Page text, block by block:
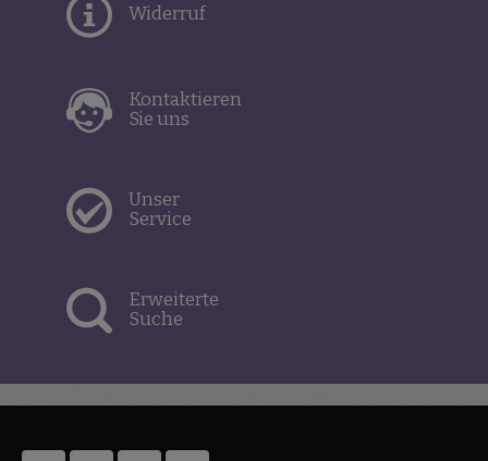
Widerruf
Kontaktieren
Sie uns
Unser
Service
Erweiterte
Suche